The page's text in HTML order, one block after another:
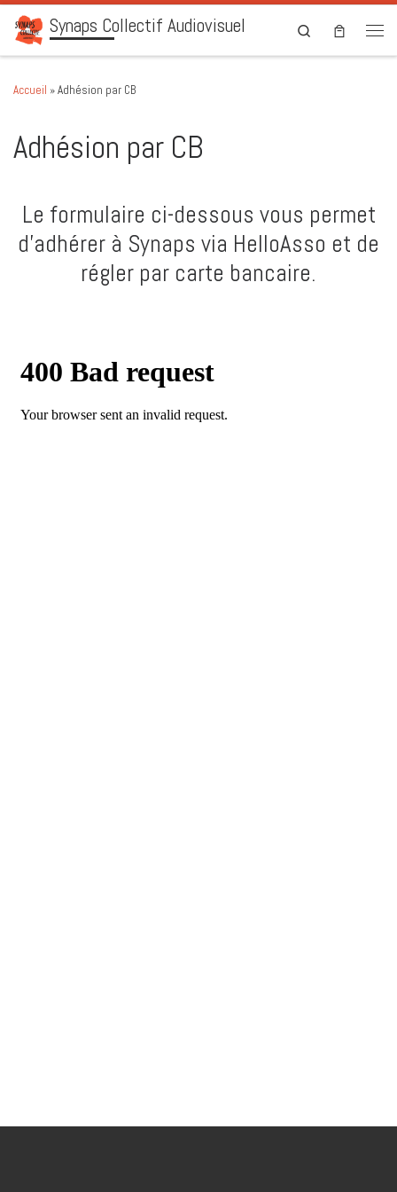
Skip to content
Synaps Collectif Audiovisuel
Search
Accueil »Adhésion par CB
Adhésion par CB
Le formulaire ci-dessous vous permet
d’adhérer à Synaps via HelloAsso et de
régler par carte bancaire.